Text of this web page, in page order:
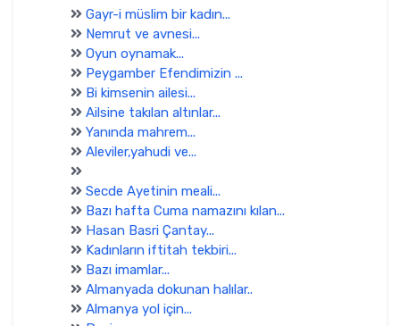
Gayr-i müslim bir kadın...
Nemrut ve avnesi...
Oyun oynamak...
Peygamber Efendimizin ...
Bi kimsenin ailesi...
Ailsine takılan altınlar...
Yanında mahrem...
Aleviler,yahudi ve...
Secde Ayetinin meali...
Bazı hafta Cuma namazını kılan...
Hasan Basri Çantay...
Kadınların iftitah tekbiri...
Bazı imamlar...
Almanyada dokunan halılar..
Almanya yol için...